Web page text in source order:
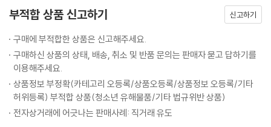
꼭 한번 해보고는 싶었지만 막상 어디로 가야할지 무얼 먹어야 할지 몰라
서 망설였던 도쿄 싱글 여행. 이 책을 읽고 나서야 비로소 훌훌 배낭을 쌀
수 있을 것 같다. 감각적인 도쿄의 풍경 속에 혼자만의 여행을 꿈꾸는 싱글
여행족이라면 친구보다도, 애인보다도 이 책이 꼭 필요하지 않을까?
송경아 (패션모델, <뉴욕을 훔치다> 저자)
부적합 상품 신고하기 신고하기
구매에 부적합한 상품은 신고해주세요.
구매하신 상품의 상태, 배송, 취소 및 반품 문의는 판매자 묻고 답하기를
이용해주세요.
상품정보 부정확(카테고리 오등록/상품오등록/상품정보 오등록/기타
허위등록) 부적합 상품(청소년 유해물품/기타 법규위반 상품)
전자상거래에 어긋나는 판매사례: 직거래 유도